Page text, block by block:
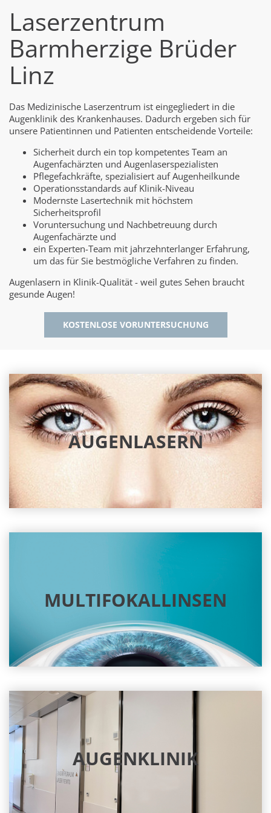
Laserzentrum
Barmherzige Brüder
Linz
Das Medizinische Laserzentrum ist eingegliedert in die
Augenklinik des Krankenhauses. Dadurch ergeben sich für
unsere Patientinnen und Patienten entscheidende Vorteile:
Sicherheit durch ein top kompetentes Team an
Augenfachärzten und Augenlaserspezialisten
Pflegefachkräfte, spezialisiert auf Augenheilkunde
Operationsstandards auf Klinik-Niveau
Modernste Lasertechnik mit höchstem
Sicherheitsprofil
Voruntersuchung und Nachbetreuung durch
Augenfachärzte und
ein Experten-Team mit jahrzehnterlanger Erfahrung,
um das für Sie bestmögliche Verfahren zu finden.
Augenlasern in Klinik-Qualität - weil gutes Sehen braucht
gesunde Augen!
KOSTENLOSE VORUNTERSUCHUNG
AUGENLASERN
MULTIFOKALLINSEN
AUGENKLINIK